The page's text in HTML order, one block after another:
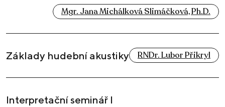
Mgr. Jana Michálková Slimáčková, Ph.D.
Základy hudební akustiky RNDr. Lubor Přikryl
Interpretační seminář I